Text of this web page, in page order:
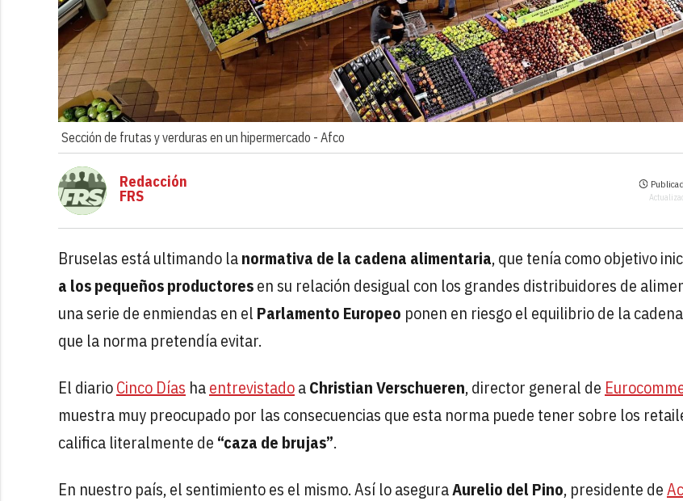
Sección de frutas y verduras en un hipermercado - Afco
Redacción
FRS
Bruselas está ultimando lanormativa de la cadena alimentaria, que tenía como objetivo
a los pequeños productoresen su relación desigual con los grandes distribuidores de
una serie de enmiendas en el Parlamento Europeo ponen en riesgo el equilibrio de la
que la norma pretendía evitar.
El diarioCinco Días haentrevistadoaChristian Verschueren, director general de
muestra muy preocupado por las consecuencias que esta norma puede tener sobre los
califica literalmente de “caza de brujas”.
En nuestro país, el sentimiento es el mismo. Así lo aseguraAurelio del Pino, presidente de